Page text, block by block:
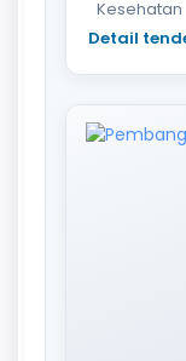
Kesehatan
Detail